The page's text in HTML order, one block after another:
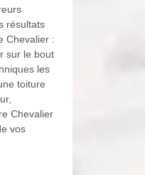
résultats
Chevalier :
sur le bout
les
toiture
Chevalier
vos